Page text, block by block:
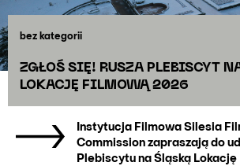
bez kategorii
ZGŁOŚ SIĘ! RUSZA PLEBISCYT
LOKACJĘ FILMOWĄ 2026
Instytucja Filmowa Silesia
Commission zapraszają do
Plebiscytu na Śląską Lokację